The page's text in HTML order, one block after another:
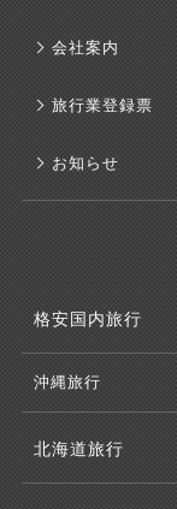
会社案内
旅行業登録票
お知らせ
格安国内旅行
沖縄旅行
北海道旅行